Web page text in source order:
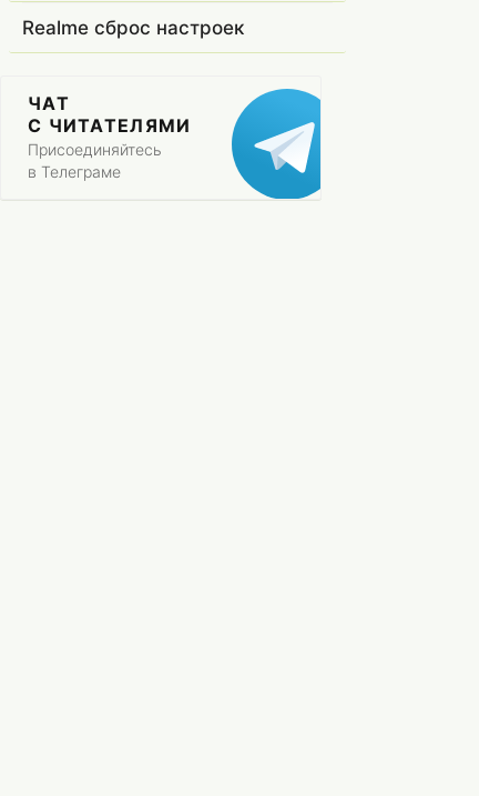
Realme сброс настроек
ЧАТ
С ЧИТАТЕЛЯМИ
Присоединяйтесь
в Телеграме